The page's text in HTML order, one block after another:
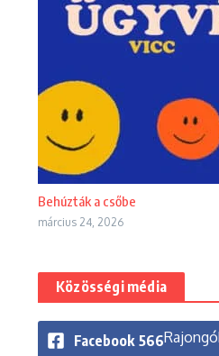
Behúzták a csőbe
március 24, 2026
Közösségi média
Facebook 566